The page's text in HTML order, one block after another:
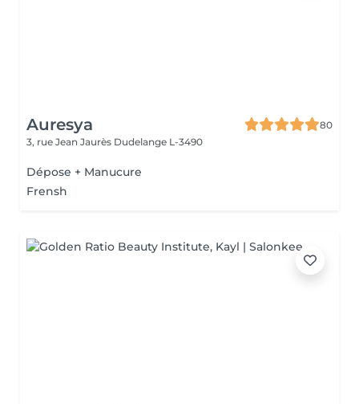
Auresya
80
3, rue Jean Jaurès Dudelange L-3490
Dépose + Manucure
Frensh